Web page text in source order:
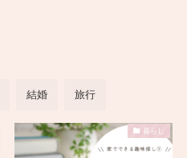
結婚 旅行
暮らし